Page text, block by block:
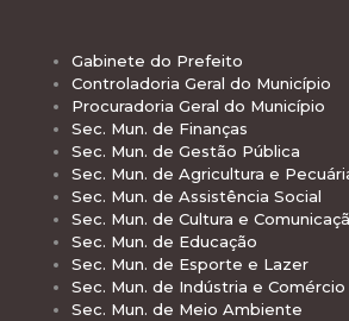
Gabinete do Prefeito
Controladoria Geral do Município
Procuradoria Geral do Município
Sec. Mun. de Finanças
Sec. Mun. de Gestão Pública
Sec. Mun. de Agricultura e
Sec. Mun. de Assistência Social
Sec. Mun. de Cultura e
Sec. Mun. de Educação
Sec. Mun. de Esporte e Lazer
Sec. Mun. de Indústria e Comércio
Sec. Mun. de Meio Ambiente